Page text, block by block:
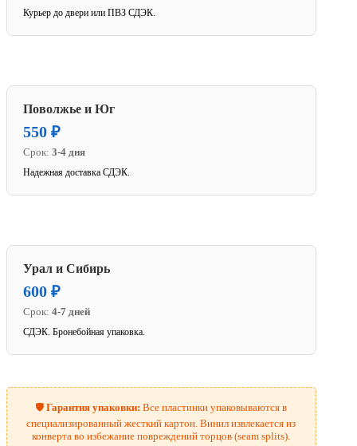
Курьер до двери или ПВЗ СДЭК.
Поволжье и Юг
550 ₽
Срок: 3-4 дня
Надежная доставка СДЭК.
Урал и Сибирь
600 ₽
Срок: 4-7 дней
СДЭК. Бронебойная упаковка.
🛡️Гарантия упаковки: Все пластинки упаковываются в
специализированный жесткий картон. Винил извлекается из
конверта во избежание повреждений торцов (seam splits).